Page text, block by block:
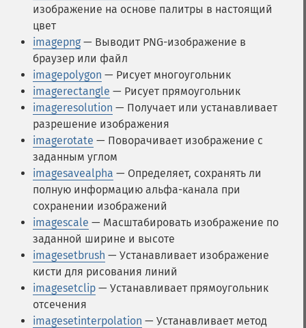
изображение на основе палитры в настоящий
цвет
imagepng — Выводит PNG-изображение в
браузер или файл
imagepolygon — Рисует многоугольник
imagerectangle — Рисует прямоугольник
imageresolution — Получает или устанавливает
разрешение изображения
imagerotate — Поворачивает изображение с
заданным углом
imagesavealpha — Определяет, сохранять ли
полную информацию альфа-канала при
сохранении изображений
imagescale — Масштабировать изображение по
заданной ширине и высоте
imagesetbrush — Устанавливает изображение
кисти для рисования линий
imagesetclip — Устанавливает прямоугольник
отсечения
imagesetinterpolation — Устанавливает метод